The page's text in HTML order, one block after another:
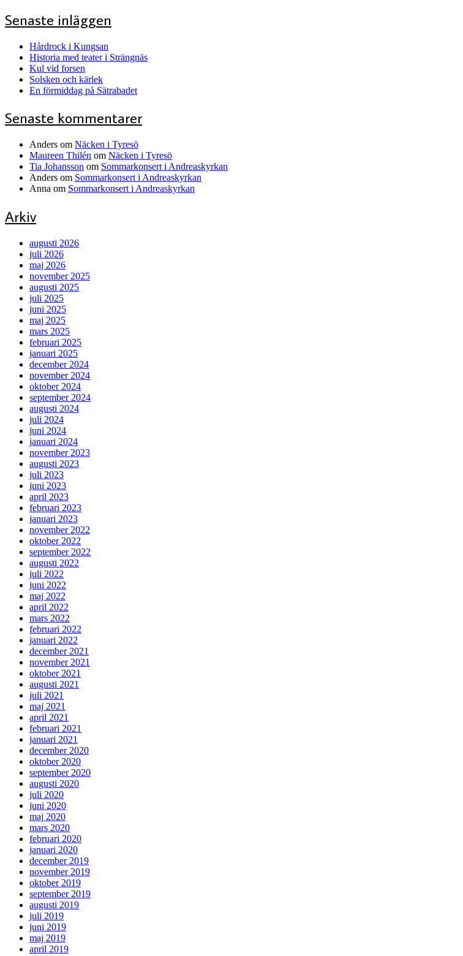
Senaste inläggen
Hårdrock i Kungsan
Historia med teater i Strängnäs
Kul vid forsen
Solsken och kärlek
En förmiddag på Sätrabadet
Senaste kommentarer
Anders om Näcken i Tyresö
Maureen Thilén om Näcken i Tyresö
Tia Johansson om Sommarkonsert i Andreaskyrkan
Anders om Sommarkonsert i Andreaskyrkan
Anna om Sommarkonsert i Andreaskyrkan
Arkiv
augusti 2026
juli 2026
maj 2026
november 2025
augusti 2025
juli 2025
juni 2025
maj 2025
mars 2025
februari 2025
januari 2025
december 2024
november 2024
oktober 2024
september 2024
augusti 2024
juli 2024
juni 2024
januari 2024
november 2023
augusti 2023
juli 2023
juni 2023
april 2023
februari 2023
januari 2023
november 2022
oktober 2022
september 2022
augusti 2022
juli 2022
juni 2022
maj 2022
april 2022
mars 2022
februari 2022
januari 2022
december 2021
november 2021
oktober 2021
augusti 2021
juli 2021
maj 2021
april 2021
februari 2021
januari 2021
december 2020
oktober 2020
september 2020
augusti 2020
juli 2020
juni 2020
maj 2020
mars 2020
februari 2020
januari 2020
december 2019
november 2019
oktober 2019
september 2019
augusti 2019
juli 2019
juni 2019
maj 2019
april 2019